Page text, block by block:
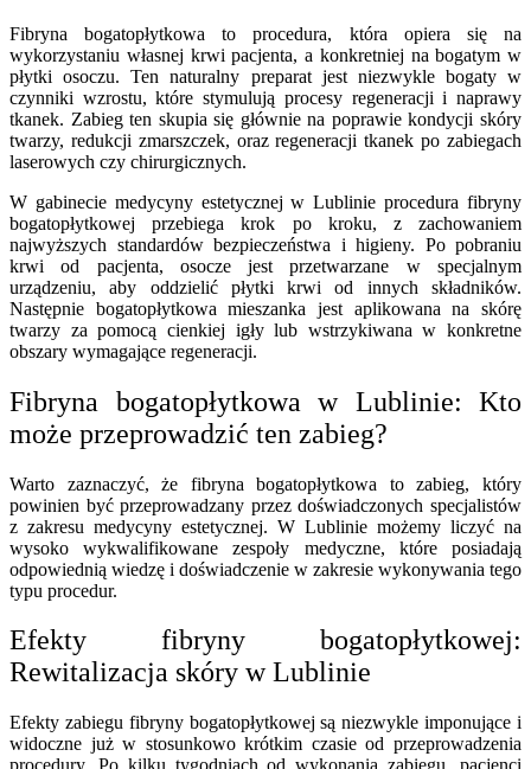
Fibryna bogatopłytkowa to procedura, która opiera się na
wykorzystaniu własnej krwi pacjenta, a konkretniej na bogatym w
płytki osoczu. Ten naturalny preparat jest niezwykle bogaty w
czynniki wzrostu, które stymulują procesy regeneracji i naprawy
tkanek. Zabieg ten skupia się głównie na poprawie kondycji skóry
twarzy, redukcji zmarszczek, oraz regeneracji tkanek po zabiegach
laserowych czy chirurgicznych.
W gabinecie medycyny estetycznej w Lublinie procedura fibryny
bogatopłytkowej przebiega krok po kroku, z zachowaniem
najwyższych standardów bezpieczeństwa i higieny. Po pobraniu
krwi od pacjenta, osocze jest przetwarzane w specjalnym
urządzeniu, aby oddzielić płytki krwi od innych składników.
Następnie bogatopłytkowa mieszanka jest aplikowana na skórę
twarzy za pomocą cienkiej igły lub wstrzykiwana w konkretne
obszary wymagające regeneracji.
Fibryna bogatopłytkowa w Lublinie: Kto
może przeprowadzić ten zabieg?
Warto zaznaczyć, że fibryna bogatopłytkowa to zabieg, który
powinien być przeprowadzany przez doświadczonych specjalistów
z zakresu medycyny estetycznej. W Lublinie możemy liczyć na
wysoko wykwalifikowane zespoły medyczne, które posiadają
odpowiednią wiedzę i doświadczenie w zakresie wykonywania tego
typu procedur.
Efekty fibryny bogatopłytkowej:
Rewitalizacja skóry w Lublinie
Efekty zabiegu fibryny bogatopłytkowej są niezwykle imponujące i
widoczne już w stosunkowo krótkim czasie od przeprowadzenia